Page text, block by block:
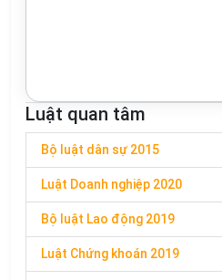
Luật quan tâm
Bộ luật dân sự 2015
Luật Doanh nghiệp 2020
Bộ luật Lao động 2019
Luật Chứng khoán 2019